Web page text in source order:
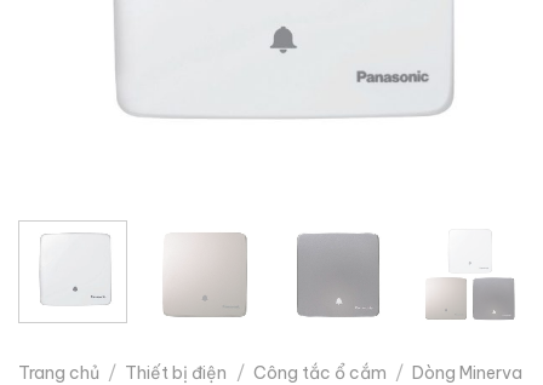
Trang chủ / Thiết bị điện / Công tắc ổ cắm / Dòng Minerva